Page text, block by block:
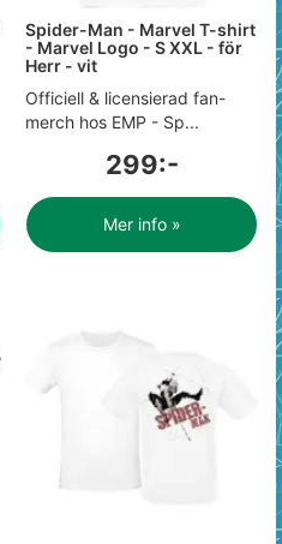
Spider-Man - Marvel T-shirt
- Marvel Logo - S XXL - för
Herr - vit
Officiell & licensierad fan-
merch hos EMP - Sp...
299:-
Mer info »